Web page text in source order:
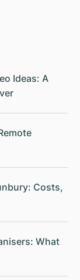
Ideas: A
Costs,
What